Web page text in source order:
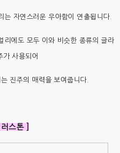
는 자연스러운 우아함이 연출됩니다.
리에도 모두 이와 비슷한 종류의 글라
가 사용되어
진주의 매력을 보여줍니다.
러스톤 ]